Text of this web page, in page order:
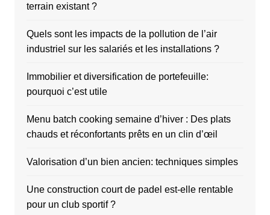
terrain existant ?
Quels sont les impacts de la pollution de l’air
industriel sur les salariés et les installations ?
Immobilier et diversification de portefeuille:
pourquoi c’est utile
Menu batch cooking semaine d’hiver : Des plats
chauds et réconfortants prêts en un clin d’œil
Valorisation d’un bien ancien: techniques simples
Une construction court de padel est-elle rentable
pour un club sportif ?